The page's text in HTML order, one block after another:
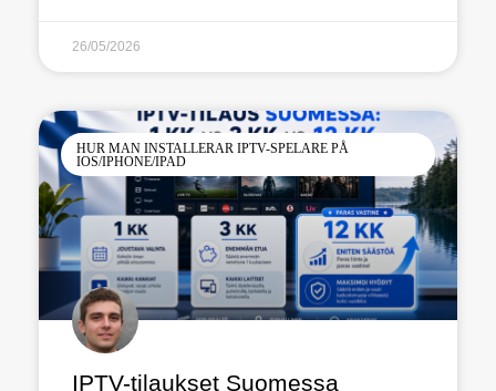
26/05/2026
HUR MAN INSTALLERAR IPTV-SPELARE PÅ
IOS/IPHONE/IPAD
IPTV-tilaukset Suomessa